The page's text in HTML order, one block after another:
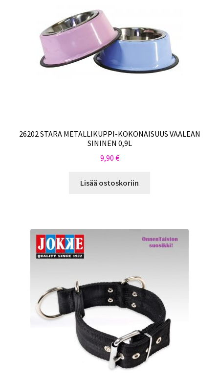
26202 STARA METALLIKUPPI-KOKONAISUUS VAALEAN
SININEN 0,9L
9,90 €
Lisää ostoskoriin